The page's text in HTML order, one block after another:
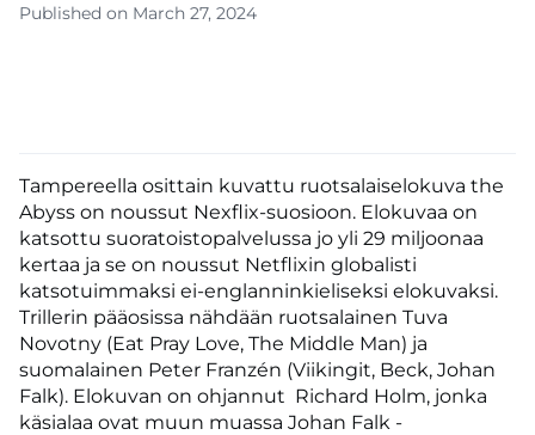
Published on March 27, 2024
Tampereella osittain kuvattu ruotsalaiselokuva the
Abyss on noussut Nexflix-suosioon. Elokuvaa on
katsottu suoratoistopalvelussa jo yli 29 miljoonaa
kertaa ja se on noussut Netflixin globalisti
katsotuimmaksi ei-englanninkieliseksi elokuvaksi.
Trillerin pääosissa nähdään ruotsalainen Tuva
Novotny (Eat Pray Love, The Middle Man) ja
suomalainen Peter Franzén (Viikingit, Beck, Johan
Falk). Elokuvan on ohjannut Richard Holm, jonka
käsialaa ovat muun muassa Johan Falk -